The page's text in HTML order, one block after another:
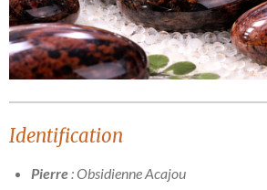
Identification
Pierre: Obsidienne Acajou